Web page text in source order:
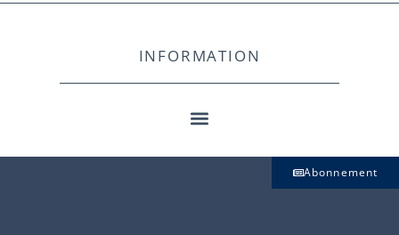
INFORMATION
Abonnement